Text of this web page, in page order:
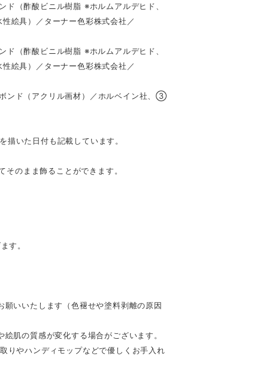
（酢酸ビニル樹脂 ※ホルムアルデヒド、
絵具）／ターナー色彩株式会社／
（酢酸ビニル樹脂 ※ホルムアルデヒド、
絵具）／ターナー色彩株式会社／
ド（アクリル画材）／ホルベイン社、③
いた日付も記載しています。
のまま飾ることができます。
す。
いいたします（色褪せや塗料剥離の原因
肌の質感が変化する場合がございます。
りやハンディモップなどで優しくお手入れ